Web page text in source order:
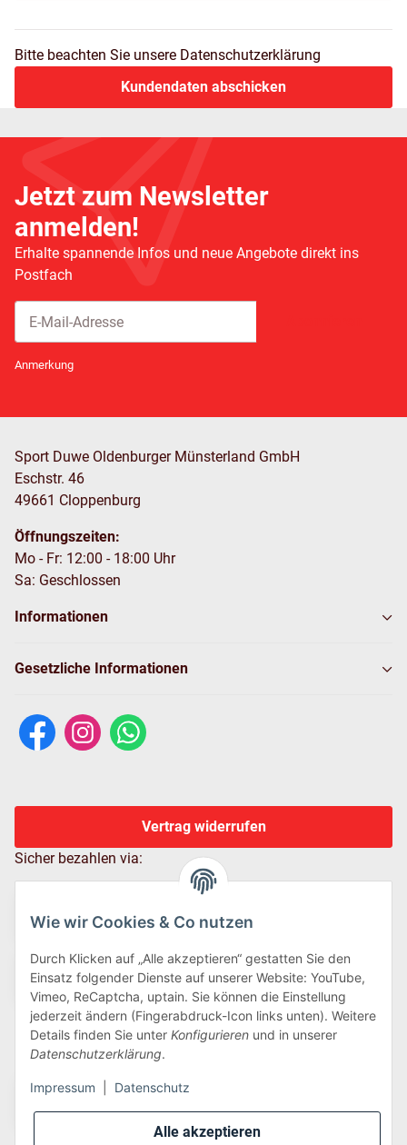
Alle akzeptieren
Wie wir Cookies & Co nutzen
Durch Klicken auf „Alle akzeptieren“ gestatten Sie den
Einsatz folgender Dienste auf unserer Website: YouTube,
Vimeo, ReCaptcha, uptain. Sie können die Einstellung
jederzeit ändern (Fingerabdruck-Icon links unten). Weitere
Details finden Sie unter Konfigurieren und in unserer
Datenschutzerklärung.
Impressum Datenschutz
Bitte beachten Sie unsere Datenschutzerklärung
Kundendaten abschicken
Jetzt zum Newsletter
anmelden!
Erhalte spannende Infos und neue Angebote direkt ins
Postfach
Anmerkung
Sport Duwe Oldenburger Münsterland GmbH
Eschstr. 46
49661 Cloppenburg
Öffnungszeiten:
Mo - Fr: 12:00 - 18:00 Uhr
Sa: Geschlossen
Informationen
Gesetzliche Informationen
Vertrag widerrufen
Sicher bezahlen via:
Wir versenden via: